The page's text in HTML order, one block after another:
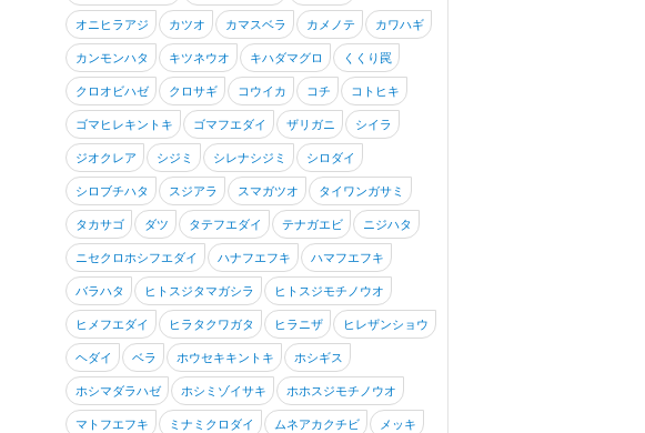
オニヒラアジ カツオ カマスベラ カメノテ カワハギ
カンモンハタ キツネウオ キハダマグロ くくり罠
クロオビハゼ クロサギ コウイカ コチ コトヒキ
ゴマヒレキントキ ゴマフエダイ ザリガニ シイラ
ジオクレア シジミ シレナシジミ シロダイ
シロブチハタ スジアラ スマガツオ タイワンガサミ
タカサゴ ダツ タテフエダイ テナガエビ ニジハタ
ニセクロホシフエダイ ハナフエフキ ハマフエフキ
バラハタ ヒトスジタマガシラ ヒトスジモチノウオ
ヒメフエダイ ヒラタクワガタ ヒラニザ ヒレザンショウ
ヘダイ ベラ ホウセキキントキ ホシギス
ホシマダラハゼ ホシミゾイサキ ホホスジモチノウオ
マトフエフキ ミナミクロダイ ムネアカクチビ メッキ